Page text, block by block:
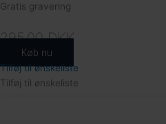
Gratis gravering
295.00DKK
Køb nu
Tilføj til ønskeliste
Tilføj til ønskeliste